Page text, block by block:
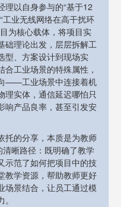
理以自身参与的“基于12
工业无线网络在高干扰环
为核心载体，将项目实
础理论出发，层层拆解工
型、方案设计到现场实
工业场景的特殊属性，
——工业场景中连接着机
理实体，通信延迟哪怕只
响产品良率，甚至引发安
托的分享，本质是为教师
清晰路径：既明确了教学
示范了如何把项目中的技
教学资源，帮助教师更好
场景结合，让员工通过模